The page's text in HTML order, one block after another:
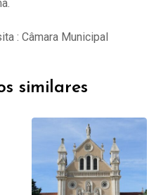
: Câmara Municipal
similares